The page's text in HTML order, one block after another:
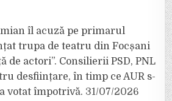
îl acuză pe primarul
trupa de teatru din Focșani
de actori”. Consilierii PSD, PNL
desființare, în timp ce AUR s-
votat împotrivă. 31/07/2026